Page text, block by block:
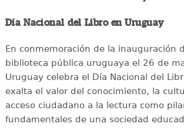
Día Nacional del Libro en Uruguay
En conmemoración de la inauguración
biblioteca pública uruguaya el 26 de
Uruguay celebra el Día Nacional del
exalta el valor del conocimiento, la
acceso ciudadano a la lectura como
fundamentales de una sociedad